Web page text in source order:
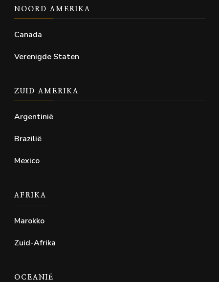
NOORD AMERIKA
Canada
Verenigde Staten
ZUID AMERIKA
Argentinië
Brazilië
Mexico
AFRIKA
Marokko
Zuid-Afrika
OCEANIË